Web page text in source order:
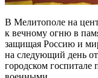
В Мелитополе на
к вечному огню в
защищая Россию и
на следующий день
городском